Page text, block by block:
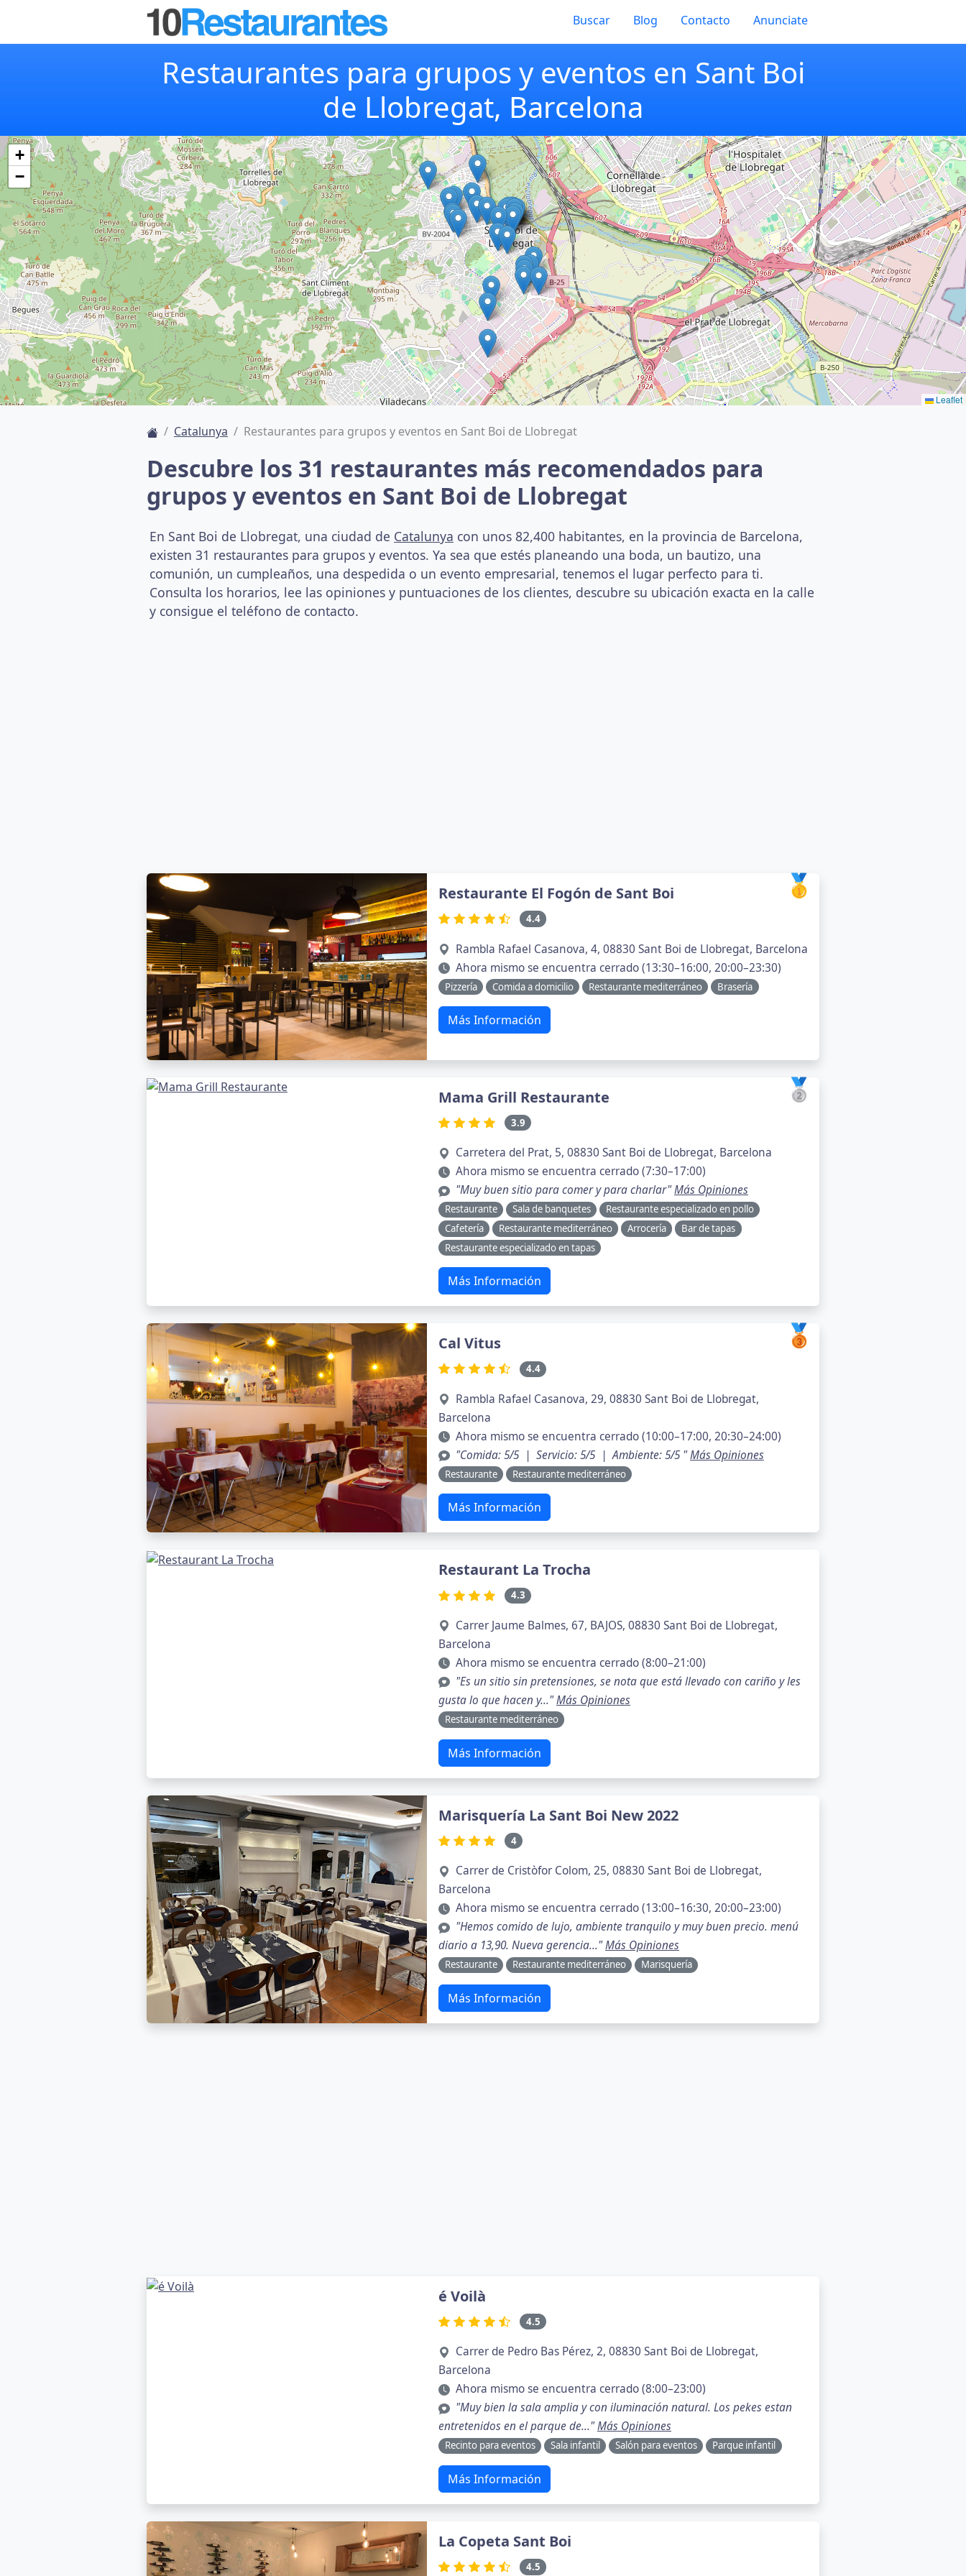
Buscar Blog Contacto Anunciate
Restaurantes para grupos y eventos en Sant Boi
de Llobregat, Barcelona
+
−
Leaflet
Catalunya Restaurantes para grupos y eventos en Sant Boi de Llobregat
Descubre los 31 restaurantes más recomendados para
grupos y eventos en Sant Boi de Llobregat
En Sant Boi de Llobregat, una ciudad de Catalunya con unos 82,400 habitantes, en la provincia de Barcelona,
existen 31 restaurantes para grupos y eventos. Ya sea que estés planeando una boda, un bautizo, una
comunión, un cumpleaños, una despedida o un evento empresarial, tenemos el lugar perfecto para ti.
Consulta los horarios, lee las opiniones y puntuaciones de los clientes, descubre su ubicación exacta en la calle
y consigue el teléfono de contacto.
🥇
Restaurante El Fogón de Sant Boi
4.4
Rambla Rafael Casanova, 4, 08830 Sant Boi de Llobregat, Barcelona
Ahora mismo se encuentra cerrado (13:30–16:00, 20:00–23:30)
Pizzería Comida a domicilio Restaurante mediterráneo Brasería
Más Información
🥈
Mama Grill Restaurante
3.9
Carretera del Prat, 5, 08830 Sant Boi de Llobregat, Barcelona
Ahora mismo se encuentra cerrado (7:30–17:00)
"Muy buen sitio para comer y para charlar"Más Opiniones
Restaurante Sala de banquetes
Restaurante especializado en pollo
Cafetería
Restaurante mediterráneo Arrocería
Bar de tapas
Restaurante especializado en tapas
Más Información
🥉
Cal Vitus
4.4
Rambla Rafael Casanova, 29, 08830 Sant Boi de Llobregat,
Barcelona
Ahora mismo se encuentra cerrado (10:00–17:00, 20:30–24:00)
"Comida: 5/5 | Servicio: 5/5 | Ambiente: 5/5 "Más Opiniones
Restaurante Restaurante mediterráneo
Más Información
Restaurant La Trocha
4.3
Carrer Jaume Balmes, 67, BAJOS, 08830 Sant Boi de Llobregat,
Barcelona
Ahora mismo se encuentra cerrado (8:00–21:00)
"Es un sitio sin pretensiones, se nota que está llevado con cariño y les
gusta lo que hacen y..."Más Opiniones
Restaurante mediterráneo
Más Información
Marisquería La Sant Boi New 2022
4
Carrer de Cristòfor Colom, 25, 08830 Sant Boi de Llobregat,
Barcelona
Ahora mismo se encuentra cerrado (13:00–16:30, 20:00–23:00)
"Hemos comido de lujo, ambiente tranquilo y muy buen precio. menú
diario a 13,90. Nueva gerencia..."Más Opiniones
Restaurante Restaurante mediterráneo Marisquería
Más Información
é Voilà
4.5
Carrer de Pedro Bas Pérez, 2, 08830 Sant Boi de Llobregat,
Barcelona
Ahora mismo se encuentra cerrado (8:00–23:00)
"Muy bien la sala amplia y con iluminación natural. Los pekes estan
entretenidos en el parque de..."Más Opiniones
Recinto para eventos Sala infantil Salón para eventos Parque infantil
Más Información
La Copeta Sant Boi
4.5